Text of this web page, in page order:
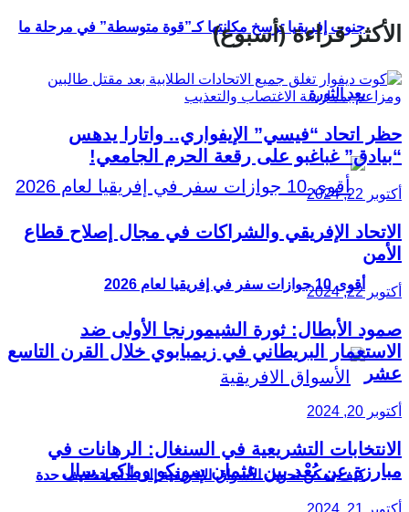
جنوب إفريقيا ترسخ مكانتها كـ”قوة متوسطة” في مرحلة ما
بعد الثورة
أقوى 10 جوازات سفر في إفريقيا لعام 2026
كيف يمكن تحويل الأسواق الإفريقية إلى أداة لتخفيف حدة
الأكثر قراءة (أسبوع)
حظر اتحاد “فيسي” الإيفواري.. واتارا يدهس
“بيادق” غباغبو على رقعة الحرم الجامعي!
أكتوبر 22, 2024
الاتحاد الإفريقي والشراكات في مجال إصلاح قطاع
الأمن
أكتوبر 22, 2024
صمود الأبطال: ثورة الشيمورنجا الأولى ضد
الاستعمار البريطاني في زيمبابوي خلال القرن التاسع
عشر
أكتوبر 20, 2024
الانتخابات التشريعية في السنغال: الرهانات في
مبارزة عن بُعْد بين عثمان سونكو وماكي سال
أكتوبر 21, 2024